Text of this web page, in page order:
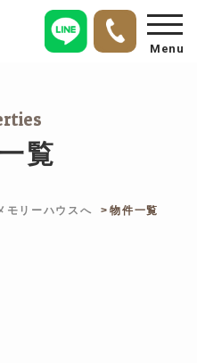
Menu
覧
モリーハウスへ 物件一覧